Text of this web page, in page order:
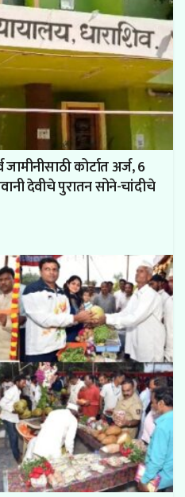
कोर्टात अर्ज, 6
देवीचे पुरातन सोने-चांदीचे